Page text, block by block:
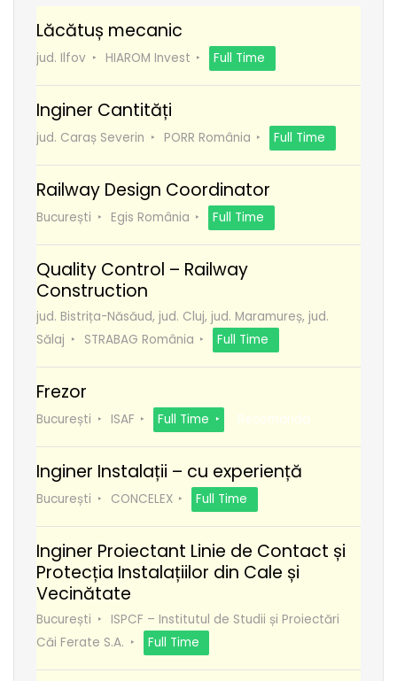
Lăcătuș mecanic
jud. Ilfov HIAROM Invest Full Time
Inginer Cantități
jud. Caraș Severin PORR România Full Time
Railway Design Coordinator
București Egis România Full Time
Quality Control – Railway
Construction
jud. Bistrița-Năsăud, jud. Cluj, jud. Maramureș, jud.
Sălaj
STRABAG România Full Time
Frezor
București ISAF Full Time Recomanda
Inginer Instalații – cu experiență
București CONCELEX Full Time
Inginer Proiectant Linie de Contact și
Protecția Instalațiilor din Cale și
Vecinătate
București
ISPCF – Institutul de Studii și Proiectări
Căi Ferate S.A.
Full Time